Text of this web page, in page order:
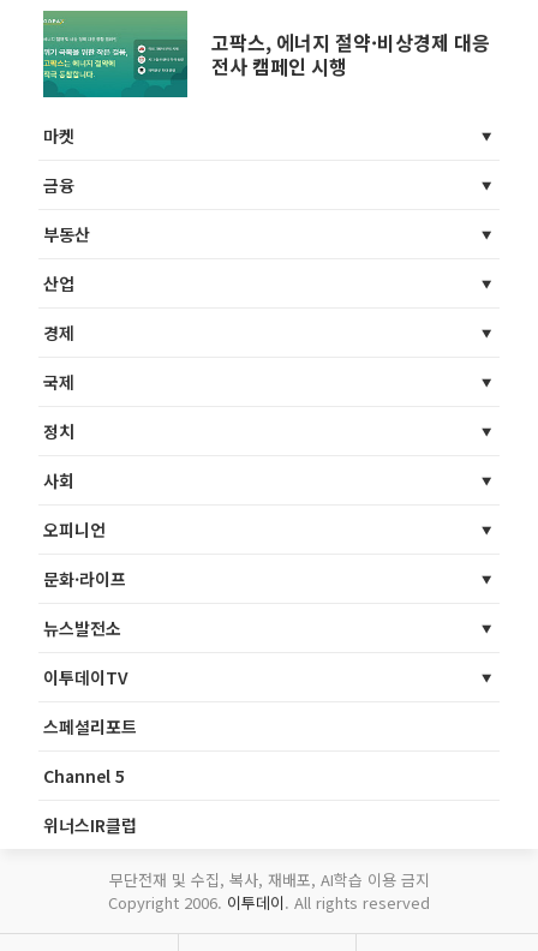
고팍스, 에너지 절약·비상경제 대응
전사 캠페인 시행
마켓
금융
부동산
산업
경제
국제
정치
사회
오피니언
문화·라이프
뉴스발전소
이투데이TV
스페셜리포트
Channel 5
위너스IR클럽
무단전재 및 수집, 복사, 재배포, AI학습 이용 금지
Copyright 2006. 이투데이. All rights reserved